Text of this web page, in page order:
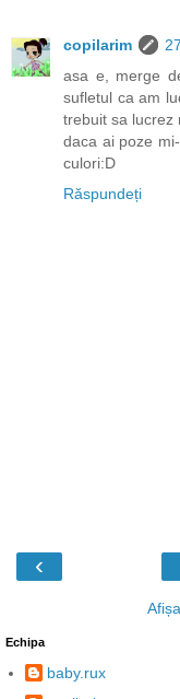
copilarim
asa e, merge
sufletul ca am
trebuit sa lucrez
daca ai poze
culori:D
Răspundeți
‹
Echipa
baby.rux